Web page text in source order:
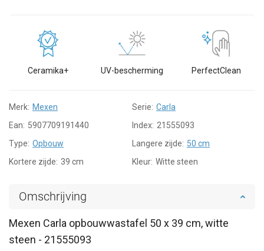
Ceramika+ UV-bescherming PerfectClean
Merk: Mexen Serie: Carla
Ean: 5907709191440 Index: 21555093
Type: Opbouw Langere zijde: 50 cm
Kortere zijde: 39 cm Kleur: Witte steen
Omschrijving
Mexen Carla opbouwwastafel 50 x 39 cm, witte
steen - 21555093